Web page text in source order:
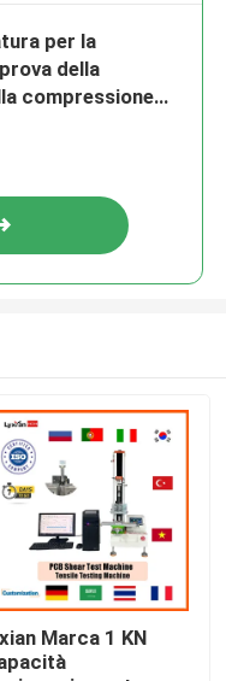
per la
della
compressione
Marca 1 KN